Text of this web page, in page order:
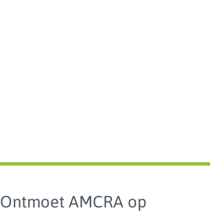
Ontmoet AMCRA op